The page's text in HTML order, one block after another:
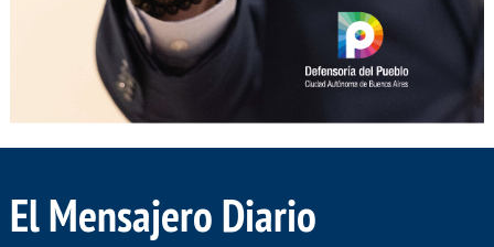
El Mensajero Diario